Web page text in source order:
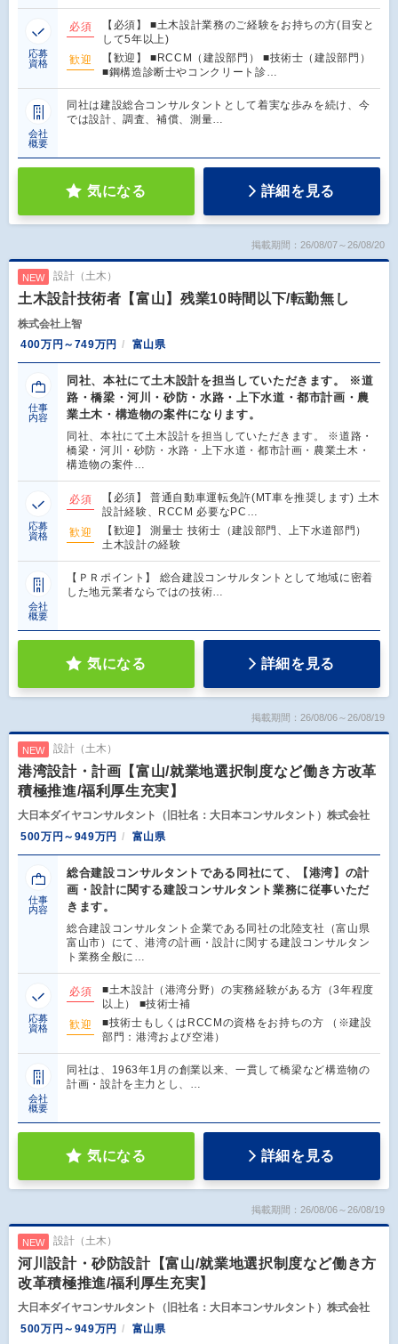
応募
資格
必須
【必須】 ■土木設計業務のご経験をお持ちの方(目安と
して5年以上)
歓迎
【歓迎】 ■RCCM（建設部門） ■技術士（建設部門）
■鋼構造診断士やコンクリート診…
会社
概要
同社は建設総合コンサルタントとして着実な歩みを続け、今
では設計、調査、補償、測量…
気になる 詳細を見る
掲載期間：26/08/07～26/08/20
NEW 設計（土木）
土木設計技術者【富山】残業10時間以下/転勤無し
株式会社上智
400万円～749万円
富山県
仕事
内容
同社、本社にて土木設計を担当していただきます。 ※道
路・橋梁・河川・砂防・水路・上下水道・都市計画・農
業土木・構造物の案件になります。
同社、本社にて土木設計を担当していただきます。 ※道路・
橋梁・河川・砂防・水路・上下水道・都市計画・農業土木・
構造物の案件…
応募
資格
必須
【必須】 普通自動車運転免許(MT車を推奨します) 土木
設計経験、RCCM 必要なPC…
歓迎
【歓迎】 測量士 技術士（建設部門、上下水道部門）
土木設計の経験
会社
概要
【ＰＲポイント】 総合建設コンサルタントとして地域に密着
した地元業者ならではの技術…
気になる 詳細を見る
掲載期間：26/08/06～26/08/19
NEW 設計（土木）
港湾設計・計画【富山/就業地選択制度など働き方改革
積極推進/福利厚生充実】
大日本ダイヤコンサルタント（旧社名：大日本コンサルタント）株式会社
500万円～949万円
富山県
仕事
内容
総合建設コンサルタントである同社にて、【港湾】の計
画・設計に関する建設コンサルタント業務に従事いただ
きます。
総合建設コンサルタント企業である同社の北陸支社（富山県
富山市）にて、港湾の計画・設計に関する建設コンサルタン
ト業務全般に…
応募
資格
必須
■土木設計（港湾分野）の実務経験がある方（3年程度
以上） ■技術士補
歓迎
■技術士もしくはRCCMの資格をお持ちの方 （※建設
部門：港湾および空港）
会社
概要
同社は、1963年1月の創業以来、一貫して橋梁など構造物の
計画・設計を主力とし、…
気になる 詳細を見る
掲載期間：26/08/06～26/08/19
NEW 設計（土木）
河川設計・砂防設計【富山/就業地選択制度など働き方
改革積極推進/福利厚生充実】
大日本ダイヤコンサルタント（旧社名：大日本コンサルタント）株式会社
500万円～949万円
富山県